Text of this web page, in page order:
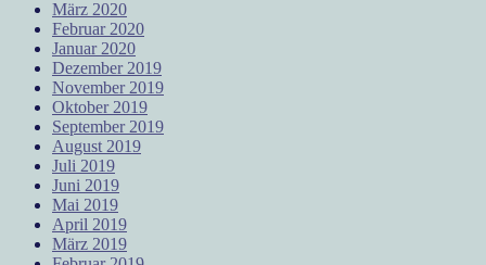
März 2020
Februar 2020
Januar 2020
Dezember 2019
November 2019
Oktober 2019
September 2019
August 2019
Juli 2019
Juni 2019
Mai 2019
April 2019
März 2019